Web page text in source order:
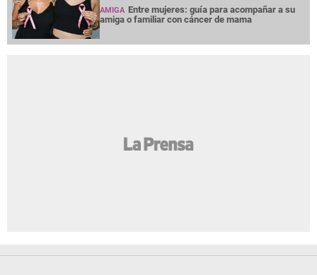
AMIGA Entre mujeres: guía para acompañar a su
amiga o familiar con cáncer de mama